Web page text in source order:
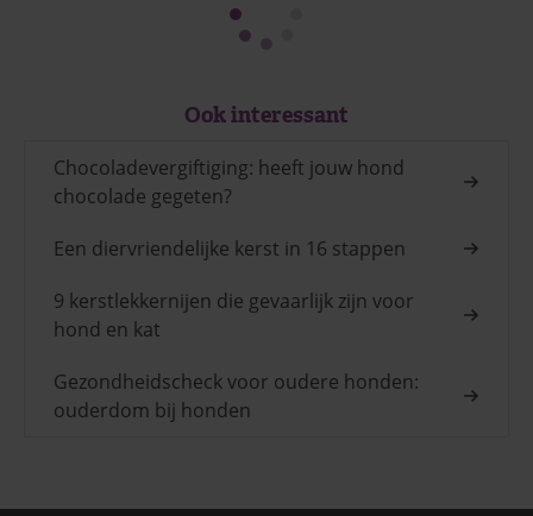
Ook interessant
Chocoladevergiftiging: heeft jouw hond
chocolade gegeten?
Een diervriendelijke kerst in 16 stappen
9 kerstlekkernijen die gevaarlijk zijn voor
hond en kat
Gezondheidscheck voor oudere honden:
ouderdom bij honden